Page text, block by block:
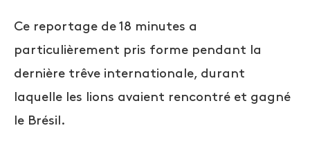
Ce reportage de 18 minutes a
particulièrement pris forme pendant la
dernière trêve internationale, durant
laquelle les lions avaient rencontré et gagné
le Brésil.